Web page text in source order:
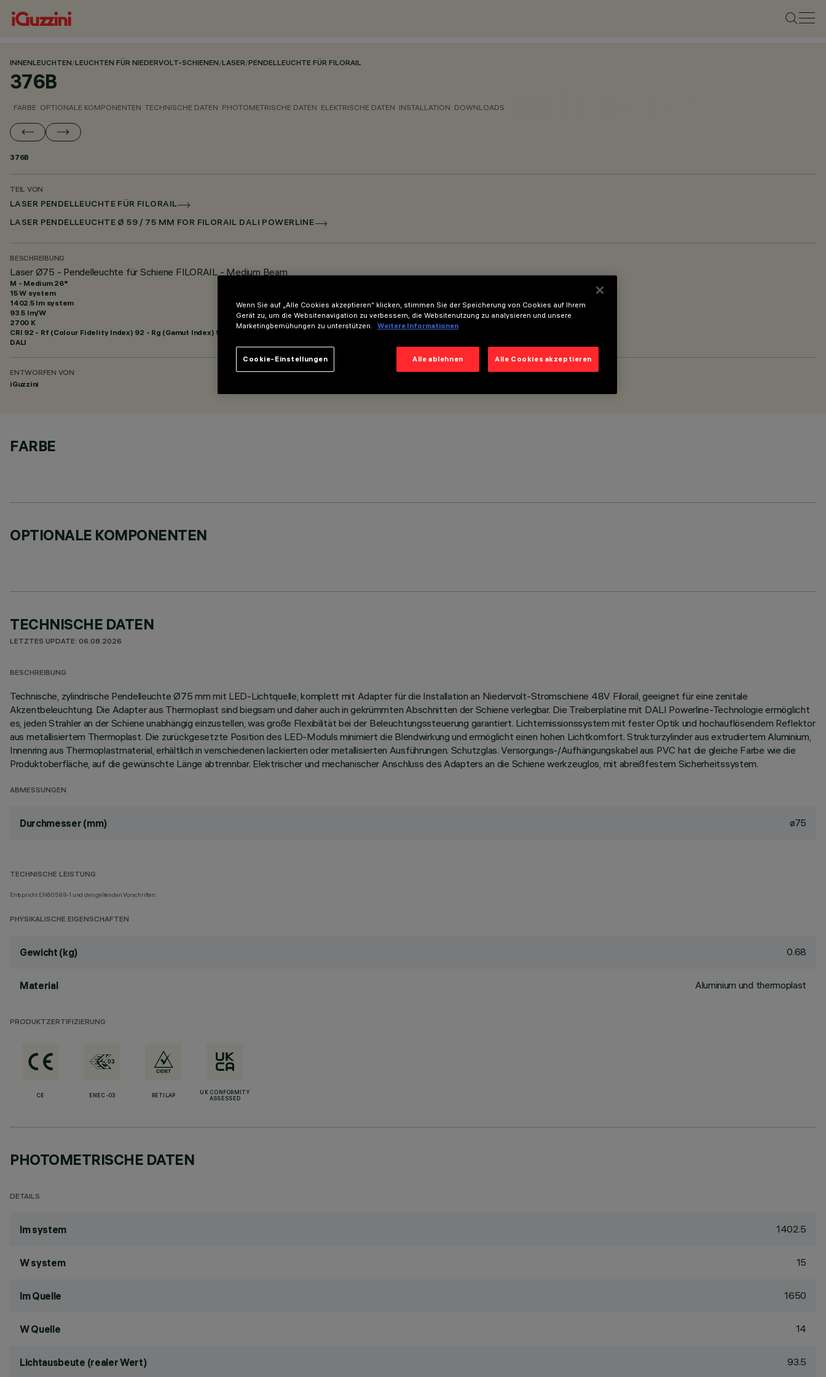
INNENLEUCHTEN/LEUCHTEN FÜR NIEDERVOLT-SCHIENEN/LASER/PENDELLEUCHTE FÜR FILORAIL
376B
FARBE OPTIONALE KOMPONENTEN TECHNISCHE DATEN PHOTOMETRISCHE DATEN ELEKTRISCHE DATEN INSTALLATION DOWNLOADS
376B
TEIL VON
LASER PENDELLEUCHTE FÜR FILORAIL
LASER PENDELLEUCHTE Ø 59 / 75 MM FOR FILORAIL DALI POWERLINE
BESCHREIBUNG
Laser Ø75 - Pendelleuchte für Schiene FILORAIL - Medium Beam
M - Medium 26°
15 W system
1402.5 lm system
93.5 lm/W
2700 K
CRI 92 - Rf (Colour Fidelity Index) 92 - Rg (Gamut Index) 99
DALI
ENTWORFEN VON
iGuzzini
FARBE
OPTIONALE KOMPONENTEN
TECHNISCHE DATEN
LETZTES UPDATE: 06.08.2026
BESCHREIBUNG
Technische, zylindrische Pendelleuchte Ø75 mm mit LED-Lichtquelle, komplett mit Adapter für die Installation an Niedervolt-Stromschiene 48V Filorail, geeignet für eine zenitale
Akzentbeleuchtung. Die Adapter aus Thermoplast sind biegsam und daher auch in gekrümmten Abschnitten der Schiene verlegbar. Die Treiberplatine mit DALI Powerline-Technologie ermöglicht
es, jeden Strahler an der Schiene unabhängig einzustellen, was große Flexibilität bei der Beleuchtungssteuerung garantiert. Lichtemissionssystem mit fester Optik und hochauflösendem Reflektor
aus metallisiertem Thermoplast. Die zurückgesetzte Position des LED-Moduls minimiert die Blendwirkung und ermöglicht einen hohen Lichtkomfort. Strukturzylinder aus extrudiertem Aluminium,
Innenring aus Thermoplastmaterial, erhältlich in verschiedenen lackierten oder metallisierten Ausführungen. Schutzglas. Versorgungs-/Aufhängungskabel aus PVC hat die gleiche Farbe wie die
Produktoberfläche, auf die gewünschte Länge abtrennbar. Elektrischer und mechanischer Anschluss des Adapters an die Schiene werkzeuglos, mit abreißfestem Sicherheitssystem.
ABMESSUNGEN
Durchmesser (mm) ø75
TECHNISCHE LEISTUNG
Entspricht EN60598-1 und den geltenden Vorschriften.
PHYSIKALISCHE EIGENSCHAFTEN
Gewicht (kg) 0.68
Material Aluminium und thermoplast
PRODUKTZERTIFIZIERUNG
CE ENEC-03 RETILAP
UK CONFORMITY
ASSESSED
PHOTOMETRISCHE DATEN
DETAILS
lm system 1402.5
W system 15
lm Quelle 1650
W Quelle 14
Lichtausbeute (realer Wert) 93.5
Wenn Sie auf „Alle Cookies akzeptieren“ klicken, stimmen Sie der Speicherung von Cookies auf Ihrem
Gerät zu, um die Websitenavigation zu verbessern, die Websitenutzung zu analysieren und unsere
Marketingbemühungen zu unterstützen.
Weitere Informationen
Alle ablehnen Alle Cookies akzeptieren
Cookie-Einstellungen